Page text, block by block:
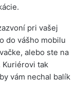
pri vašej
do vášho mobilu
alebo ste na
Kuriérovi tak
vám nechal balík